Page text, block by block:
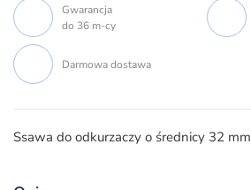
Gwarancja
do 36 m-cy
Darmowa dostawa
Ssawa do odkurzaczy o średnicy 32 mm